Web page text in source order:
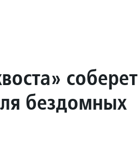
соберет
бездомных